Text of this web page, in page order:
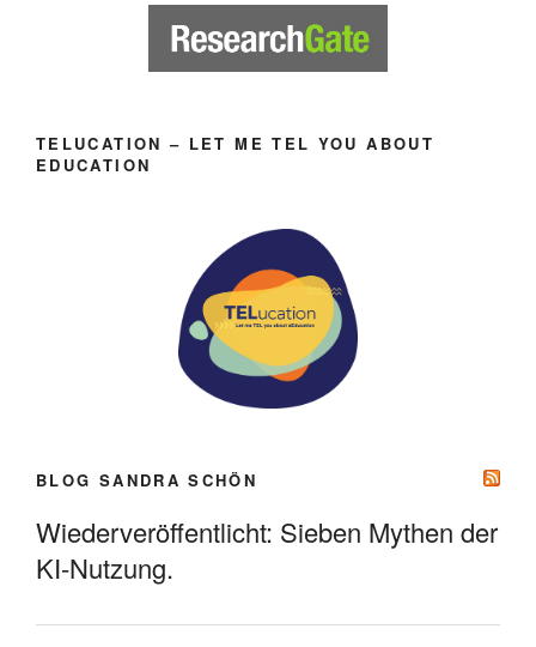
TELUCATION – LET ME TEL YOU ABOUT
EDUCATION
BLOG SANDRA SCHÖN
Wiederveröffentlicht: Sieben Mythen der
KI-Nutzung.